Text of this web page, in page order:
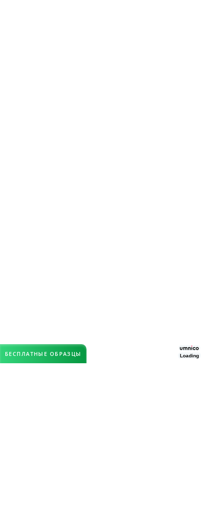
БЕСПЛАТНЫЕ ОБРАЗЦЫ Loading